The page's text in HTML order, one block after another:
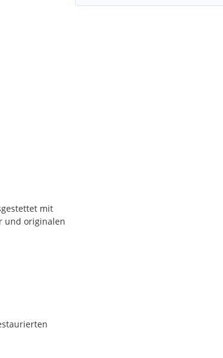
mit
und originalen